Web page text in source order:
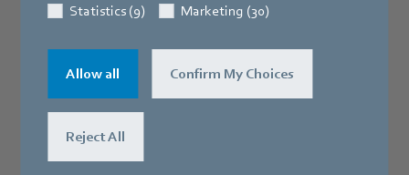
Statistics (9)
Marketing (30)
Allow all Confirm My Choices
Reject All